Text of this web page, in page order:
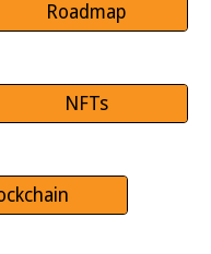
Roadmap
NFTs